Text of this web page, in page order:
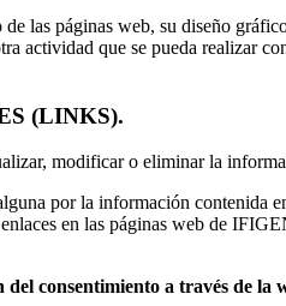
de las páginas web, su diseño
actividad que se pueda realizar
(LINKS).
modificar o eliminar la
por la información contenida
en las páginas web de
consentimiento a través de la